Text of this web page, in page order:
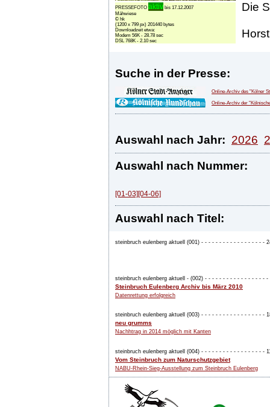
PRESSEFOTO aktiv bis 17.12.2007
Mähwiese
© hk
(1200 x 799 px) 201440 bytes
Downloadzeit etwa:
Modem 56K - 28.78 sec
DSL 768K - 2.10 sec
Die
Suche in der Presse:
Online-Archiv des "Kölner
Online-Archiv der
Auswahl nach Jahr: 2026
Auswahl nach Nummer:
[01-03][04-06]
Auswahl nach Titel:
steinbruch eulenberg aktuell (001) - - - - - - - - - - - - - - - - - -
steinbruch eulenberg aktuell - (002) - - - - - - - - - - - - - - - - -
Steinbruch Eulenberg Archiv bis März 2010
Datenrettung erfolgreich
steinbruch eulenberg aktuell (003) - - - - - - - - - - - - - - - - - -
neu grumms
Nachhtrag in 2014 möglich mit Kanten
steinbruch eulenberg aktuell (004) - - - - - - - - - - - - - - - - - -
Vom Steinbruch zum Naturschutzgebiet
NABU-Rhein-Sieg-Ausstellung zum Steinbruch Eulenberg